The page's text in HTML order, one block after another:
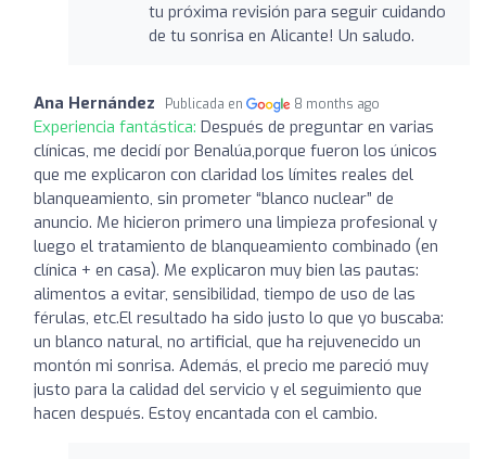
tu próxima revisión para seguir cuidando
de tu sonrisa en Alicante! Un saludo.
Ana Hernández Publicada en 8 months ago
Experiencia fantástica: Después de preguntar en varias
clínicas, me decidí por Benalúa,porque fueron los únicos
que me explicaron con claridad los límites reales del
blanqueamiento, sin prometer “blanco nuclear” de
anuncio. Me hicieron primero una limpieza profesional y
luego el tratamiento de blanqueamiento combinado (en
clínica + en casa). Me explicaron muy bien las pautas:
alimentos a evitar, sensibilidad, tiempo de uso de las
férulas, etc.El resultado ha sido justo lo que yo buscaba:
un blanco natural, no artificial, que ha rejuvenecido un
montón mi sonrisa. Además, el precio me pareció muy
justo para la calidad del servicio y el seguimiento que
hacen después. Estoy encantada con el cambio.